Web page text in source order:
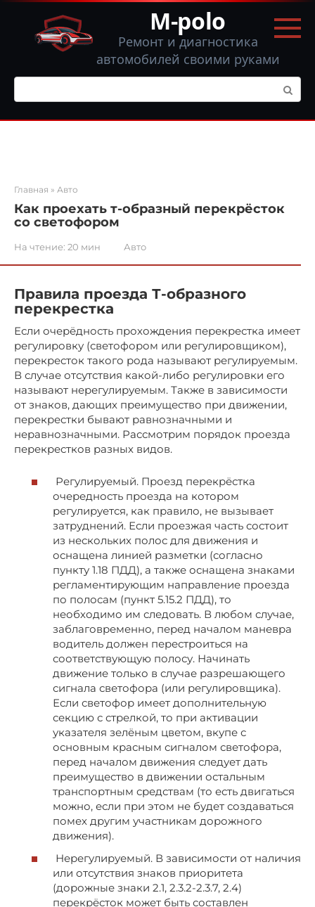
Перейти
контенту
M-polo
Ремонт и диагностика
автомобилей своими руками
Поиск:
Главная » Авто
Как проехать т-образный перекрёсток
со светофором
На чтение: 20 мин Авто
Правила проезда Т-образного
перекрестка
Если очерёдность прохождения перекрестка имеет
регулировку (светофором или регулировщиком),
перекресток такого рода называют регулируемым.
В случае отсутствия какой-либо регулировки его
называют нерегулируемым. Также в зависимости
от знаков, дающих преимущество при движении,
перекрестки бывают равнозначными и
неравнозначными. Рассмотрим порядок проезда
перекрестков разных видов.
Регулируемый. Проезд перекрёстка
очередность проезда на котором
регулируется, как правило, не вызывает
затруднений. Если проезжая часть состоит
из нескольких полос для движения и
оснащена линией разметки (согласно
пункту 1.18 ПДД), а также оснащена знаками
регламентирующим направление проезда
по полосам (пункт 5.15.2 ПДД), то
необходимо им следовать. В любом случае,
заблаговременно, перед началом маневра
водитель должен перестроиться на
соответствующую полосу. Начинать
движение только в случае разрешающего
сигнала светофора (или регулировщика).
Если светофор имеет дополнительную
секцию с стрелкой, то при активации
указателя зелёным цветом, вкупе с
основным красным сигналом светофора,
перед началом движения следует дать
преимущество в движении остальным
транспортным средствам (то есть двигаться
можно, если при этом не будет создаваться
помех другим участникам дорожного
движения).
Нерегулируемый. В зависимости от наличия
или отсутствия знаков приоритета
(дорожные знаки 2.1, 2.3.2-2.3.7, 2.4)
перекрёсток может быть составлен